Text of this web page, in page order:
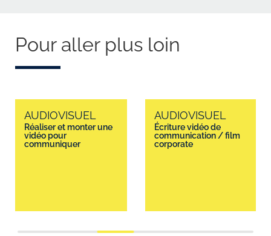
Pour aller plus loin
AUDIOVISUEL
Réaliser et monter une
vidéo pour
communiquer
AUDIOVISUEL
Écriture vidéo de
communication / film
corporate